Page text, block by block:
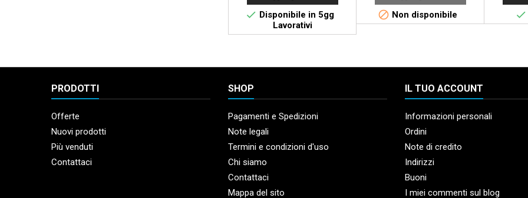
 Disponibile in 5gg
Lavorativi
 Non disponibile 
PRODOTTI
Offerte
Nuovi prodotti
Più venduti
Contattaci
SHOP
Pagamenti e Spedizioni
Note legali
Termini e condizioni d'uso
Chi siamo
Contattaci
Mappa del sito
IL TUO ACCOUNT
Informazioni personali
Ordini
Note di credito
Indirizzi
Buoni
I miei commenti sul blog